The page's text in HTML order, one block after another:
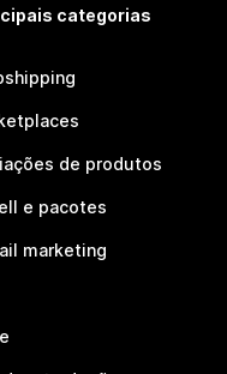
categorias
de produtos
e pacotes
marketing